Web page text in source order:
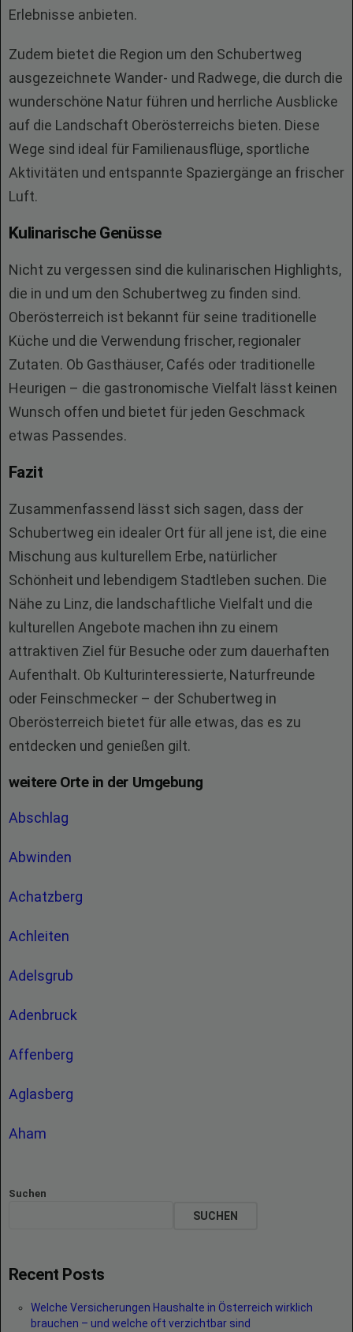
Erlebnisse anbieten.
Zudem bietet die Region um den Schubertweg
ausgezeichnete Wander- und Radwege, die durch die
wunderschöne Natur führen und herrliche Ausblicke
auf die Landschaft Oberösterreichs bieten. Diese
Wege sind ideal für Familienausflüge, sportliche
Aktivitäten und entspannte Spaziergänge an frischer
Luft.
Kulinarische Genüsse
Nicht zu vergessen sind die kulinarischen Highlights,
die in und um den Schubertweg zu finden sind.
Oberösterreich ist bekannt für seine traditionelle
Küche und die Verwendung frischer, regionaler
Zutaten. Ob Gasthäuser, Cafés oder traditionelle
Heurigen – die gastronomische Vielfalt lässt keinen
Wunsch offen und bietet für jeden Geschmack
etwas Passendes.
Fazit
Zusammenfassend lässt sich sagen, dass der
Schubertweg ein idealer Ort für all jene ist, die eine
Mischung aus kulturellem Erbe, natürlicher
Schönheit und lebendigem Stadtleben suchen. Die
Nähe zu Linz, die landschaftliche Vielfalt und die
kulturellen Angebote machen ihn zu einem
attraktiven Ziel für Besuche oder zum dauerhaften
Aufenthalt. Ob Kulturinteressierte, Naturfreunde
oder Feinschmecker – der Schubertweg in
Oberösterreich bietet für alle etwas, das es zu
entdecken und genießen gilt.
weitere Orte in der Umgebung
Abschlag
Abwinden
Achatzberg
Achleiten
Adelsgrub
Adenbruck
Affenberg
Aglasberg
Aham
Suchen
SUCHEN
Recent Posts
Welche Versicherungen Haushalte in Österreich wirklich
brauchen – und welche oft verzichtbar sind